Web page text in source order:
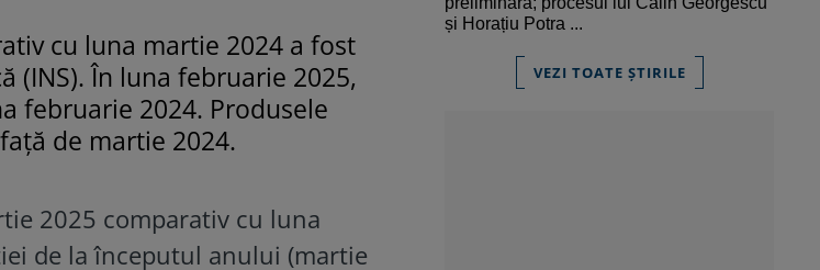
cu luna martie 2024 a fost
(INS). În luna februarie 2025,
februarie 2024. Produsele
de martie 2024.
2025 comparativ cu luna
de la începutul anului (martie
și Horațiu Potra ...
VEZI TOATE ȘTIRILE